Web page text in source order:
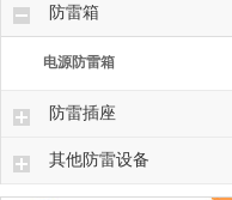
防雷箱
电源防雷箱
防雷插座
其他防雷设备